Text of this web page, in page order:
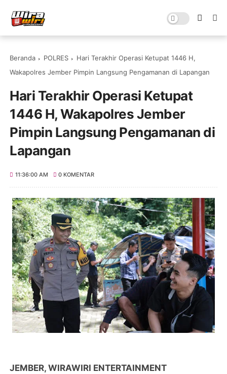
Beranda POLRES
Hari Terakhir Operasi Ketupat 1446 H,
Wakapolres Jember Pimpin Langsung Pengamanan di Lapangan
Hari Terakhir Operasi Ketupat
1446 H, Wakapolres Jember
Pimpin Langsung Pengamanan di
Lapangan
11:36:00 AM 0 KOMENTAR
JEMBER, WIRAWIRI ENTERTAINMENT